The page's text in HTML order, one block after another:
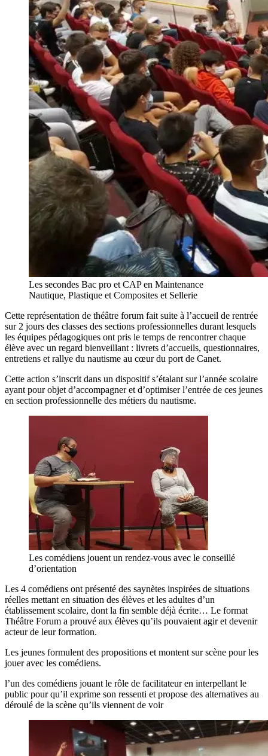
Les secondes Bac pro et CAP en Maintenance
Nautique, Plastique et Composites et Sellerie
Cette représentation de théâtre forum fait suite à l’accueil de rentrée
sur 2 jours des classes des sections professionnelles durant lesquels
les équipes pédagogiques ont pris le temps de rencontrer chaque
élève avec un regard bienveillant : livrets d’accueils, questionnaires,
entretiens et rallye du nautisme au cœur du port de Canet.
Cette action s’inscrit dans un dispositif s’étalant sur l’année scolaire
ayant pour objet d’accompagner et d’optimiser l’entrée de ces jeunes
en section professionnelle des métiers du nautisme.
Les comédiens jouent un rendez-vous avec le conseillé
d’orientation
Les 4 comédiens ont présenté des saynètes inspirées de situations
réelles mettant en situation des élèves et les adultes d’un
établissement scolaire, dont la fin semble déjà écrite… Le format
Théâtre Forum a prouvé aux élèves qu’ils pouvaient agir et devenir
acteur de leur formation.
Les jeunes formulent des propositions et montent sur scène pour les
jouer avec les comédiens.
l’un des comédiens jouant le rôle de facilitateur en interpellant le
public pour qu’il exprime son ressenti et propose des alternatives au
déroulé de la scène qu’ils viennent de voir